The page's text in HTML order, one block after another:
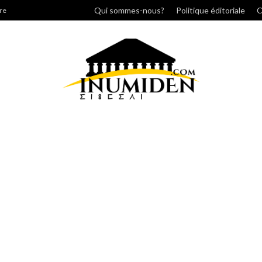
Qui sommes-nous? Politique éditoriale